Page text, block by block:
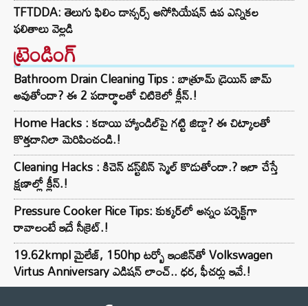
TFTDDA: తెలుగు ఫిలిం డాన్సర్స్ అసోసియేషన్ ఉప ఎన్నికల
ఫలితాలు వెల్లడి
ట్రెండింగ్‌
Bathroom Drain Cleaning Tips : బాత్రూమ్ డ్రెయిన్ జామ్
అవుతోందా? ఈ 2 పదార్థాలతో చిటికెలో క్లీన్.!
Home Hacks : కడాయి హ్యాండిల్‌పై గట్టి జిడ్డా? ఈ చిట్కాలతో
కొత్తదానిలా మెరిపించండి.!
Cleaning Hacks : కిచెన్ డస్ట్‌బిన్ స్మెల్ కొడుతోందా.? ఇలా చేస్తే
క్షణాల్లో క్లీన్.!
Pressure Cooker Rice Tips: కుక్కర్‌లో అన్నం పర్ఫెక్ట్‌గా
రావాలంటే ఇదే సీక్రెట్.!
19.62kmpl మైలేజ్, 150hp టర్బో ఇంజిన్‌తో Volkswagen
Virtus Anniversary ఎడిషన్ లాంచ్.. ధర, ఫీచర్లు ఇవే.!